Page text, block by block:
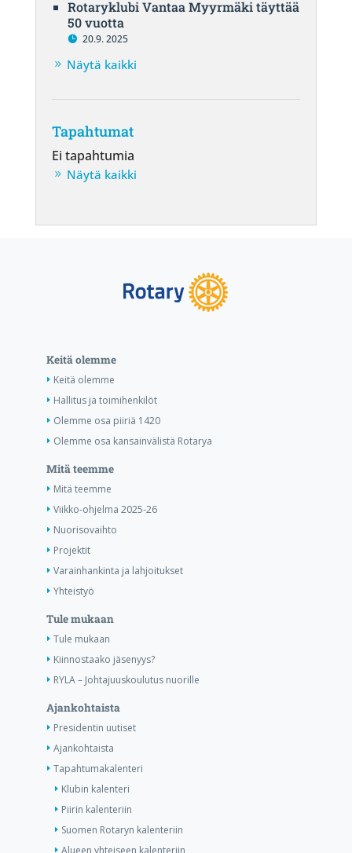
Rotaryklubi Vantaa Myyrmäki täyttää
50 vuotta
20.9. 2025
Näytä kaikki
Tapahtumat
Ei tapahtumia
Näytä kaikki
Keitä olemme
Keitä olemme
Hallitus ja toimihenkilöt
Olemme osa piiriä 1420
Olemme osa kansainvälistä Rotarya
Mitä teemme
Mitä teemme
Viikko-ohjelma 2025-26
Nuorisovaihto
Projektit
Varainhankinta ja lahjoitukset
Yhteistyö
Tule mukaan
Tule mukaan
Kiinnostaako jäsenyys?
RYLA – Johtajuuskoulutus nuorille
Ajankohtaista
Presidentin uutiset
Ajankohtaista
Tapahtumakalenteri
Klubin kalenteri
Piirin kalenteriin
Suomen Rotaryn kalenteriin
Alueen yhteiseen kalenteriin